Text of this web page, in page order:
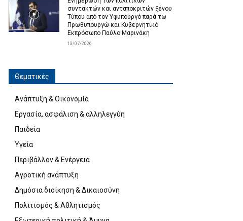
συντακτών και ανταποκριτών ξένου
Τύπου από τον Υφυπουργό παρά τω
Πρωθυπουργώ και Κυβερνητικό
Εκπρόσωπο Παύλο Μαρινάκη
13/07/2026
Θεματικές
Ανάπτυξη & Οικονομία
Εργασία, ασφάλιση & αλληλεγγύη
Παιδεία
Υγεία
Περιβάλλον & Ενέργεια
Αγροτική ανάπτυξη
Δημόσια διοίκηση & Δικαιοσύνη
Πολιτισμός & Αθλητισμός